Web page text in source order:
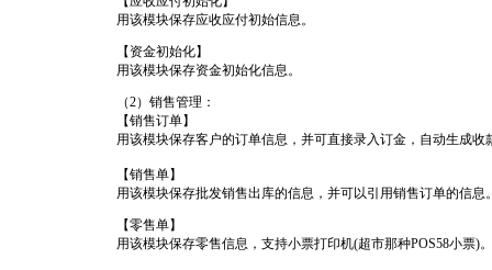
用该模块保存应收应付初始信息。
【资金初始化】
用该模块保存资金初始化信息。
（2）销售管理：
【销售订单】
用该模块保存客户的订单信息，并可直接录入订金，自动生成收
【销售单】
用该模块保存批发销售出库的信息，并可以引用销售订单的信息
【零售单】
用该模块保存零售信息，支持小票打印机(超市那种POS58小票)